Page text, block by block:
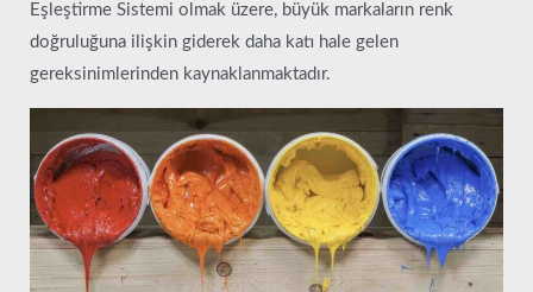
Eşleştirme Sistemi olmak üzere, büyük markaların renk
doğruluğuna ilişkin giderek daha katı hale gelen
gereksinimlerinden kaynaklanmaktadır.